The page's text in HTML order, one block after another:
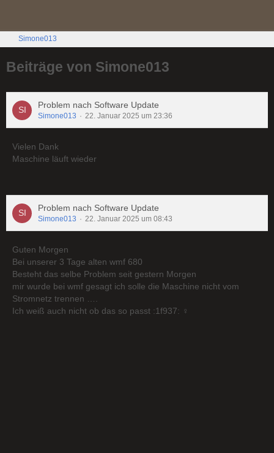
Simone013
Beiträge von Simone013
Problem nach Software Update
Simone013 22. Januar 2025 um 23:36
Vielen Dank
Maschine läuft wieder
Problem nach Software Update
Simone013 22. Januar 2025 um 08:43
Guten Morgen
Bei unserer 3 Tage alten wmf 680
Besteht das selbe Problem seit gestern Morgen
mir wurde bei wmf gesagt ich solle die Maschine nicht vom
Stromnetz trennen ….
Ich weiß auch nicht ob das so passt :1f937: ‍♀️